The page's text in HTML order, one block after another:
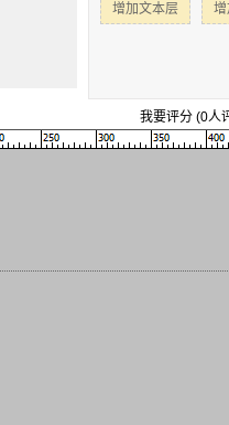
增加文本层
我要评分 (0人